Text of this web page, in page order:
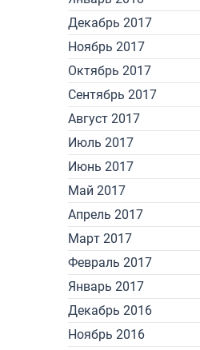
Декабрь 2017
Ноябрь 2017
Октябрь 2017
Сентябрь 2017
Август 2017
Июль 2017
Июнь 2017
Май 2017
Апрель 2017
Март 2017
Февраль 2017
Январь 2017
Декабрь 2016
Ноябрь 2016